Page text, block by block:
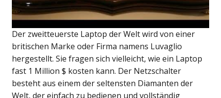
Der zweitteuerste Laptop der Welt wird von einer
britischen Marke oder Firma namens Luvaglio
hergestellt. Sie fragen sich vielleicht, wie ein Laptop
fast 1 Million $ kosten kann. Der Netzschalter
besteht aus einem der seltensten Diamanten der
Welt, der einfach zu bedienen und vollständig